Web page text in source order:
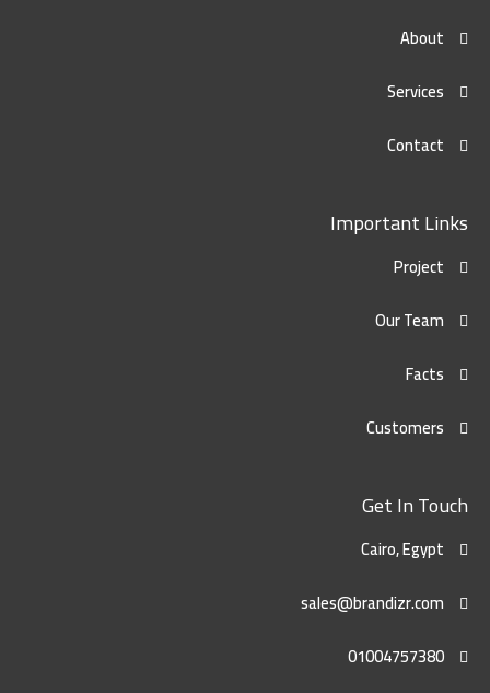
About
Services
Contact
Important Links
Project
Our Team
Facts
Customers
Get In Touch
Cairo, Egypt
sales@brandizr.com
01004757380